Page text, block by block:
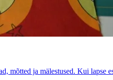
mõtted ja mälestused. Kui lapse